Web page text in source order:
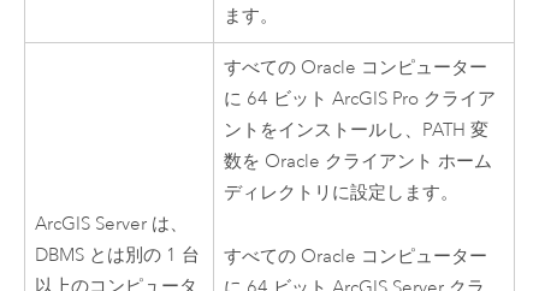
ます。
ArcGIS Server は、
DBMS とは別の 1 台
すべての Oracle コンピューター
に 64 ビットArcGIS Pro クライア
ントをインストールし、PATH 変
数を Oracle クライアント ホーム
ディレクトリに設定します。
すべての Oracle コンピューター